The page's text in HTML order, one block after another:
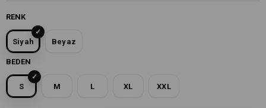
RENK
Siyah Beyaz
BEDEN
S M L XL XXL